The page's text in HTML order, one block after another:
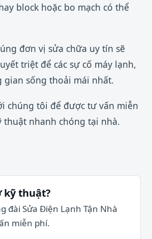
block hoặc bo mạch có thể
đơn vị sửa chữa uy tín sẽ
triệt để các sự cố máy lạnh,
gian sống thoải mái nhất.
chúng tôi để được tư vấn miễn
thuật nhanh chóng tại nhà.
kỹ thuật?
đài Sửa Điện Lạnh Tận Nhà
miễn phí.